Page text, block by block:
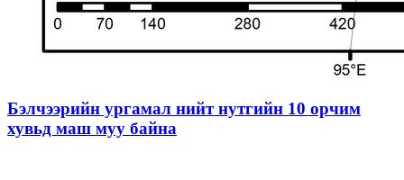
Бэлчээрийн ургамал нийт нутгийн 10 орчим
хувьд маш муу байна